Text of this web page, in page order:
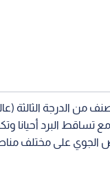
الدرجة الثالثة
مع تساقط البرد أحيانا
الجوي على مختلف